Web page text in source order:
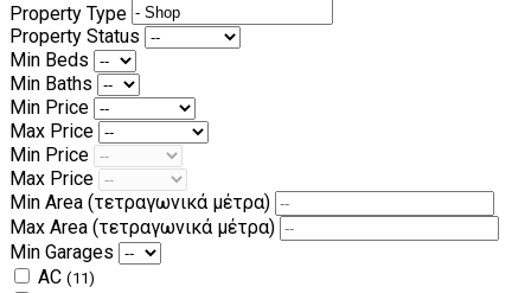
Property Type
Property Status
Min Beds
Min Baths
Min Price
Max Price
Min Price
Max Price
Min Area (τετραγωνικά μέτρα)
Max Area (τετραγωνικά μέτρα)
Min Garages
AC (11)